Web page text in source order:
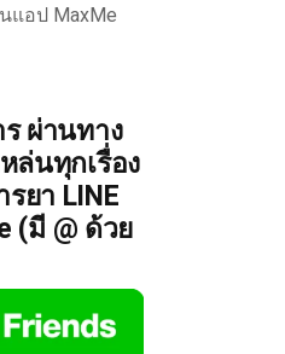
แอป MaxMe
ผ่านทาง
ล่นทุกเรื่อง
ยา LINE
(มี @ ด้วย